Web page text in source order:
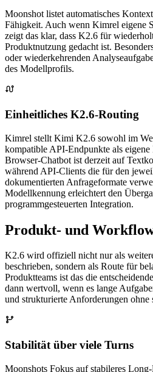
Moonshot listet automatisches
Fähigkeit. Auch wenn Kimrel eigene
zeigt das klar, dass K2.6 für
Produktnutzung gedacht ist.
oder wiederkehrenden
des Modellprofils.
Einheitliches K2.6-Routing
Kimrel stellt Kimi K2.6 sowohl im
kompatible API-Endpunkte als
Browser-Chatbot ist derzeit auf
während API-Clients die für den
dokumentierten Anfrageformate
Modellkennung erleichtert den
programmgesteuerten Integration.
Produkt- und
K2.6 wird offiziell nicht nur als
beschrieben, sondern als Route für
Produktteams ist das die
dann wertvoll, wenn es lange
und strukturierte Anforderungen
Stabilität über viele Turns
Moonshots Fokus auf stabileres